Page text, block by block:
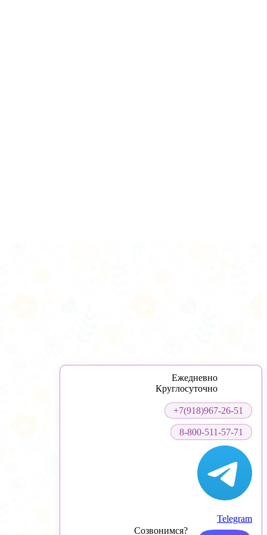
Ежедневно
Круглосуточно
+7(918)967-26-51
8-800-511-57-71
Созвонимся?
Telegram